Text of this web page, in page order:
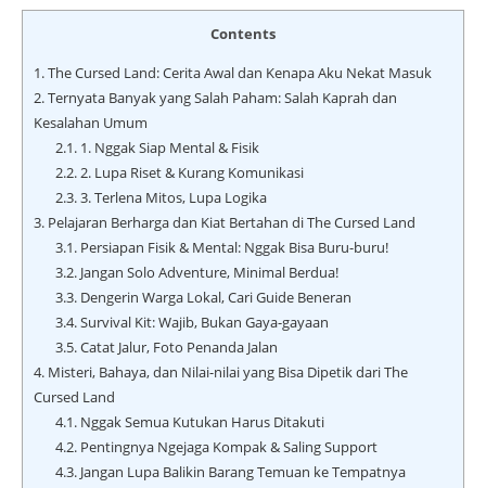
Contents
1.The Cursed Land: Cerita Awal dan Kenapa Aku Nekat Masuk
2.Ternyata Banyak yang Salah Paham: Salah Kaprah dan
Kesalahan Umum
2.1.1. Nggak Siap Mental & Fisik
2.2.2. Lupa Riset & Kurang Komunikasi
2.3.3. Terlena Mitos, Lupa Logika
3. Pelajaran Berharga dan Kiat Bertahan di The Cursed Land
3.1.Persiapan Fisik & Mental: Nggak Bisa Buru-buru!
3.2.Jangan Solo Adventure, Minimal Berdua!
3.3.Dengerin Warga Lokal, Cari Guide Beneran
3.4.Survival Kit: Wajib, Bukan Gaya-gayaan
3.5.Catat Jalur, Foto Penanda Jalan
4. Misteri, Bahaya, dan Nilai-nilai yang Bisa Dipetik dari The
Cursed Land
4.1.Nggak Semua Kutukan Harus Ditakuti
4.2.Pentingnya Ngejaga Kompak & Saling Support
4.3.Jangan Lupa Balikin Barang Temuan ke Tempatnya